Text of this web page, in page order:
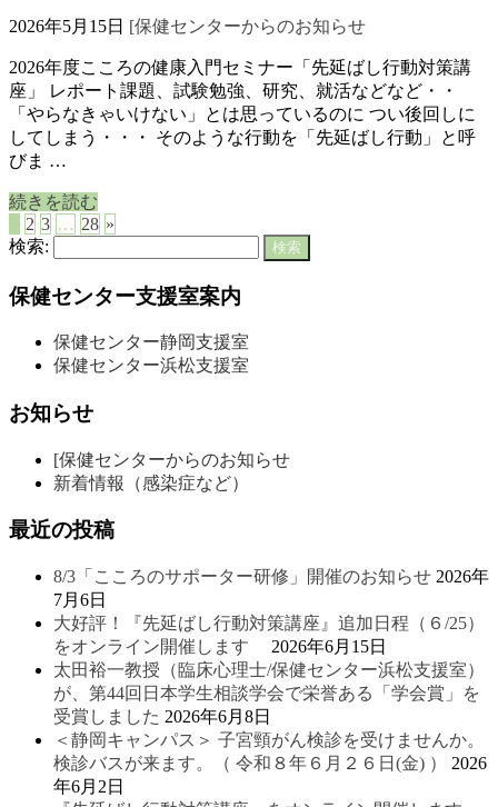
2026年5月15日 [保健センターからのお知らせ
2026年度こころの健康入門セミナー「先延ばし行動対策講
座」 レポート課題、試験勉強、研究、就活などなど・・
「やらなきゃいけない」とは思っているのに つい後回しに
してしまう・・・ そのような行動を「先延ばし行動」と呼
びま …
続きを読む
2 3 … 28 »
検索:
保健センター支援室案内
保健センター静岡支援室
保健センター浜松支援室
お知らせ
[保健センターからのお知らせ
新着情報（感染症など）
最近の投稿
8/3「こころのサポーター研修」開催のお知らせ 2026年
7月6日
大好評！『先延ばし行動対策講座』追加日程（６/25）
をオンライン開催します
2026年6月15日
太田裕一教授（臨床心理士/保健センター浜松支援室）
が、第44回日本学生相談学会で栄誉ある「学会賞」を
受賞しました 2026年6月8日
＜静岡キャンパス＞ 子宮頸がん検診を受けませんか。
検診バスが来ます。（ 令和８年６月２６日(金) ）
2026
年6月2日